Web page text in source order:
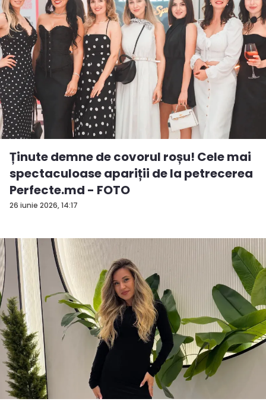
26 iunie 2026, 14:17
Ținute demne de covorul roșu! Cele mai
spectaculoase apariții de la petrecerea
Perfecte.md - FOTO